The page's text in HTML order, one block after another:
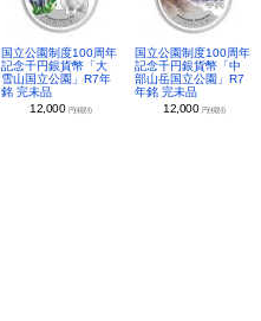
国立公園制度100周年
記念千円銀貨幣「大
雪山国立公園」R7年
銘 完未品
12,000 円(税別)
国立公園制度100周年
記念千円銀貨幣「中
部山岳国立公園」R7
年銘 完未品
12,000 円(税別)